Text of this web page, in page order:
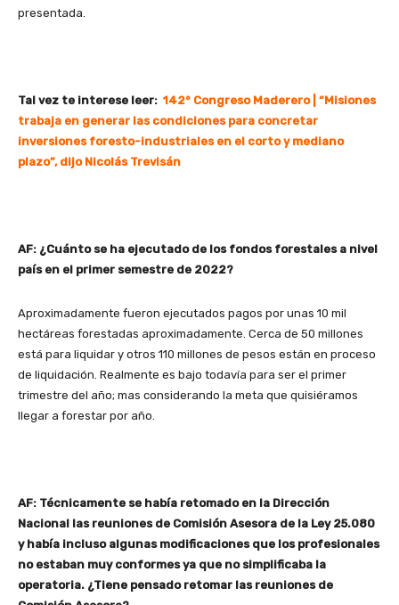
presentada.
Tal vez te interese leer: 142° Congreso Maderero | “Misiones
trabaja en generar las condiciones para concretar
inversiones foresto-industriales en el corto y mediano
plazo”, dijo Nicolás Trevisán
AF: ¿Cuánto se ha ejecutado de los fondos forestales a nivel
país en el primer semestre de 2022?
Aproximadamente fueron ejecutados pagos por unas 10 mil
hectáreas forestadas aproximadamente. Cerca de 50 millones
está para liquidar y otros 110 millones de pesos están en proceso
de liquidación. Realmente es bajo todavía para ser el primer
trimestre del año; mas considerando la meta que quisiéramos
llegar a forestar por año.
AF: Técnicamente se había retomado en la Dirección
Nacional las reuniones de Comisión Asesora de la Ley 25.080
y había incluso algunas modificaciones que los profesionales
no estaban muy conformes ya que no simplificaba la
operatoria. ¿Tiene pensado retomar las reuniones de